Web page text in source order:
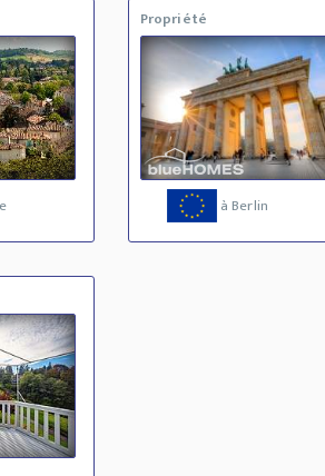
Propriété
à Berlin